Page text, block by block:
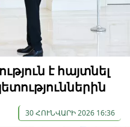
է հայտնել
30 ՀՈՒՆՎԱՐԻ 2026 16:36